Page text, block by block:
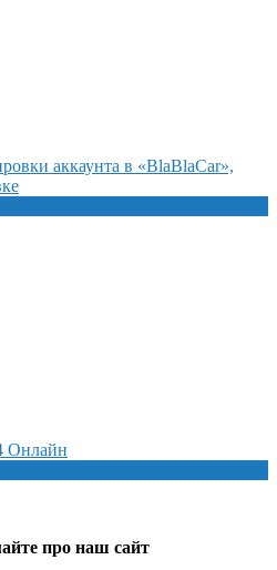
аккаунта в «BlaBlaCar»,
Онлайн
про наш сайт